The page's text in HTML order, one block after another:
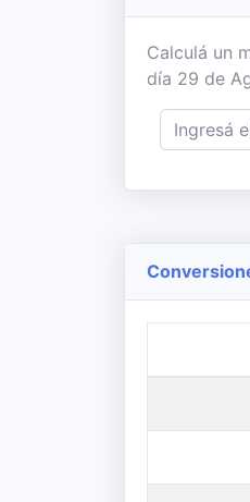
Calculá un
día 29 de